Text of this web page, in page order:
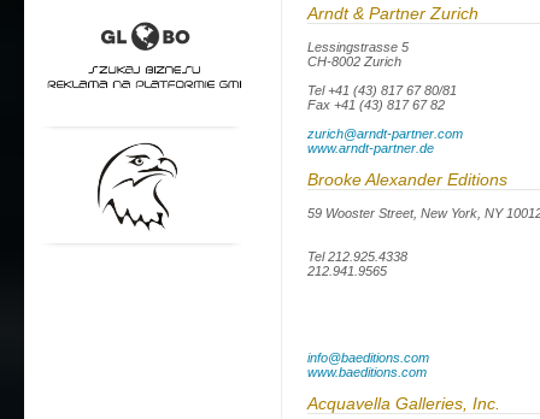
Arndt & Partner Zurich
Lessingstrasse 5
CH-8002 Zurich
Tel +41 (43) 817 67 80/81
Fax +41 (43) 817 67 82
zurich@arndt-partner.com
www.arndt-partner.de
Brooke Alexander Editions
59 Wooster Street, New York, NY
Tel 212.925.4338
212.941.9565
info@baeditions.com
www.baeditions.com
Acquavella Galleries, Inc.